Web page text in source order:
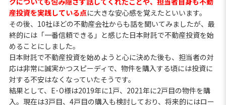
産投資を実践している点に大きな安心感を覚えたといいます。
その後、10社ほどの不動産会社からも話を聞いてみましたが、最
終的には「一番信頼できる」と感じた日本財託で不動産投資を始
めることにしました。
日本財託で不動産投資を始めようと心に決めた後も、担当者の対
応は非常に誠実かつスピーディで、物件を購入する頃には投資に
対する不安はなくなっていたそうです。
結果として、E･O様は2019年に1戸、2021年に2戸目の物件を購
入。現在は3戸目、4戸目の購入も検討しており、将来的にはロー